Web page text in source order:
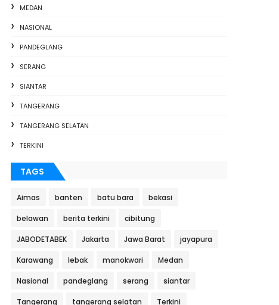
MEDAN
NASIONAL
PANDEGLANG
SERANG
SIANTAR
TANGERANG
TANGERANG SELATAN
TERKINI
TAGS
Aimas banten batu bara bekasi
belawan berita terkini cibitung
JABODETABEK Jakarta Jawa Barat jayapura
Karawang lebak manokwari Medan
Nasional pandeglang serang siantar
Tangerang tangerang selatan Terkini